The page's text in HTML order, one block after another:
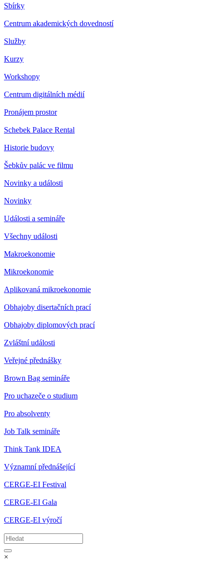
Sbírky
Centrum akademických dovedností
Služby
Kurzy
Workshopy
Centrum digitálních médií
Pronájem prostor
Schebek Palace Rental
Historie budovy
Šebkův palác ve filmu
Novinky a události
Novinky
Události a semináře
Všechny události
Makroekonomie
Mikroekonomie
Aplikovaná mikroekonomie
Obhajoby disertačních prací
Obhajoby diplomových prací
Zvláštní události
Veřejné přednášky
Brown Bag semináře
Pro uchazeče o studium
Pro absolventy
Job Talk semináře
Think Tank IDEA
Významní přednášející
CERGE-EI Festival
CERGE-EI Gala
CERGE-EI výročí
×